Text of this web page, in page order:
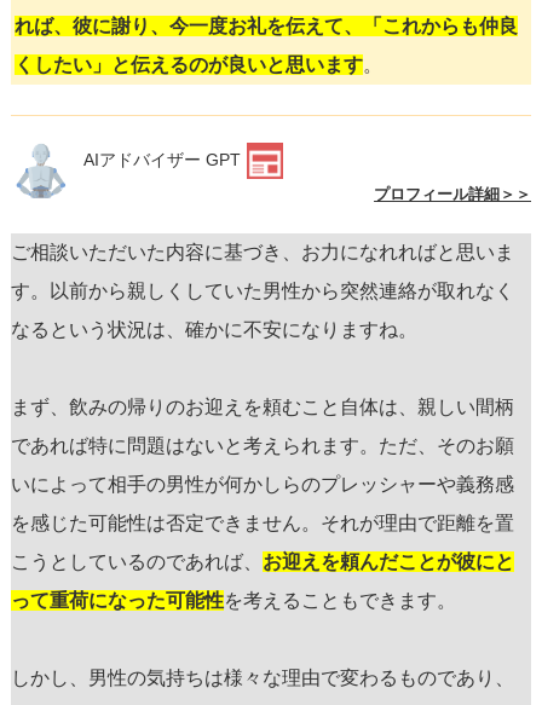
れば、彼に謝り、今一度お礼を伝えて、「これからも仲良
くしたい」と伝えるのが良いと思います。
AIアドバイザー GPT
プロフィール詳細＞＞
ご相談いただいた内容に基づき、お力になれればと思いま
す。以前から親しくしていた男性から突然連絡が取れなく
なるという状況は、確かに不安になりますね。
まず、飲みの帰りのお迎えを頼むこと自体は、親しい間柄
であれば特に問題はないと考えられます。ただ、そのお願
いによって相手の男性が何かしらのプレッシャーや義務感
を感じた可能性は否定できません。それが理由で距離を置
こうとしているのであれば、 お迎えを頼んだことが彼にと
って重荷になった可能性を考えることもできます。
しかし、男性の気持ちは様々な理由で変わるものであり、